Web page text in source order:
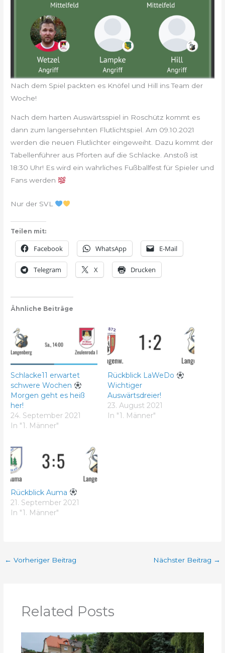
Nach dem Spiel packten es Knöfel und Hill ins Team der
Woche!
Nach dem harten Auswärtsspiel in Roschütz kommt es
dann zum langersehnten Flutlichtspiel. Am 09.10.2021
werden die neuen Flutlichter eingeweiht. Dazu kommt der
Tabellenführer aus Pforten auf die Schlacke. Anstoß ist
18:30 Uhr! Es wird ein wahrliches Fußballfest für Spieler und
Fans werden
Nur der SVL
Teilen mit:
Facebook WhatsApp E-Mail
Telegram X Drucken
Ähnliche Beiträge
Schlacke11 erwartet
schwere Wochen
Morgen geht es heiß
her!
24. September 2021
In "1. Männer"
Rückblick LaWeDo
Wichtiger
Auswärtsdreier!
23. August 2021
In "1. Männer"
Rückblick Auma
21. September 2021
In "1. Männer"
← Vorheriger Beitrag Nächster Beitrag →
Related Posts